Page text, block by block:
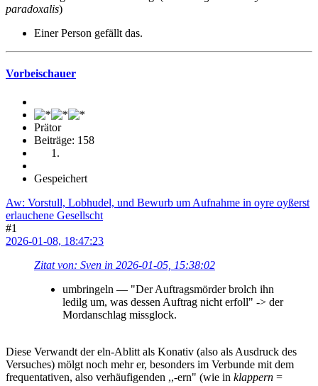
paradoxalis)
Einer Person gefällt das.
Vorbeischauer
Prätor
Beiträge: 158
Gespeichert
Aw: Vorstull, Lobhudel, und Bewurb um Aufnahme in oyre oyßerst
erlauchene Gesellscht
#1
2026-01-08, 18:47:23
Zitat von: Sven in 2026-01-05, 15:38:02
umbringeln — "Der Auftragsmörder brolch ihn
ledilg um, was dessen Auftrag nicht erfoll" -> der
Mordanschlag missglock.
Diese Verwandt der eln-Ablitt als Konativ (also als Ausdruck des
Versuches) mölgt noch mehr er, besonders im Verbunde mit dem
frequentativen, also verhäufigenden ,,-ern" (wie in klappern =